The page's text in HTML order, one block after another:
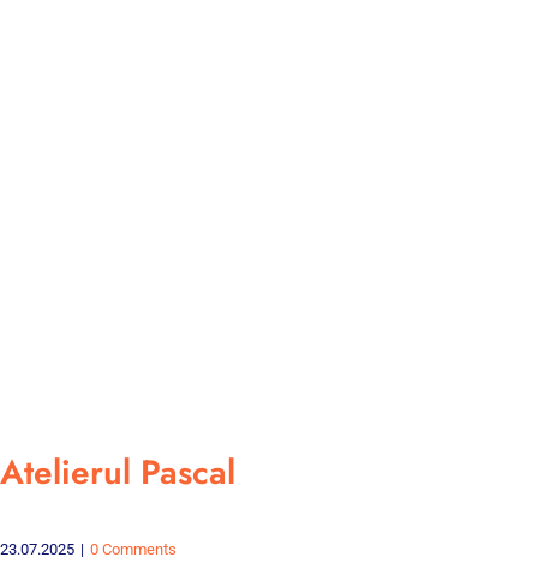
Atelierul Pascal
23.07.2025 | 0 Comments